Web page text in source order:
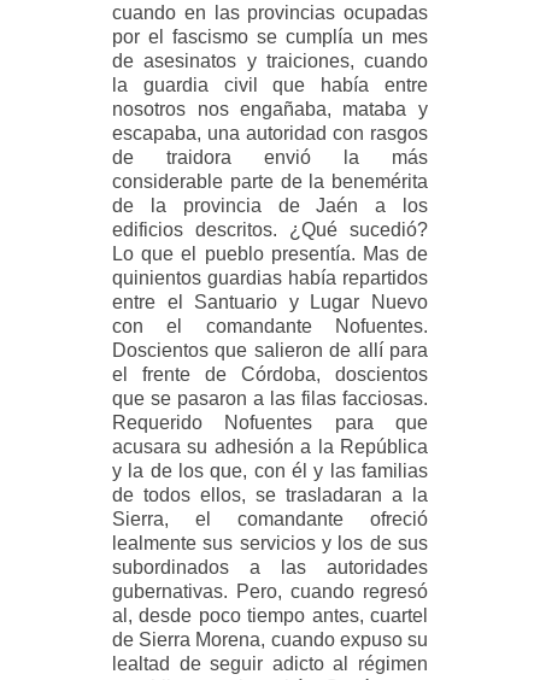
cuando en las provincias ocupadas
por elfascismo se cumplía un mes
de asesinatos y traiciones, cuando
la guardia civil que había entre
nosotros nos engañaba, mataba y
escapaba, una autoridad con rasgos
de traidora envió la más
considerable parte de la benemérita
de la provincia de Jaén a los
edificios descritos. ¿Qué sucedió?
Lo que el pueblo presentía. Mas de
quinientos guardias había repartidos
entre el Santuario y Lugar Nuevo
con el comandante Nofuentes.
Doscientos que salieron de allí para
el frente de Córdoba, doscientos
que se pasaron a las filas facciosas.
Requerido Nofuentes para que
acusara su adhesión a la República
y la de los que, con él y las familias
de todos ellos, se trasladaran a la
Sierra, el comandante ofreció
lealmente sus servicios y los de sus
subordinados a las autoridades
gubernativas. Pero, cuando regresó
al, desde poco tiempo antes, cuartel
de Sierra Morena, cuando expuso su
lealtad de seguir adicto al régimen